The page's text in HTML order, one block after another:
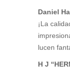
Daniel
¡La
lucen
H J